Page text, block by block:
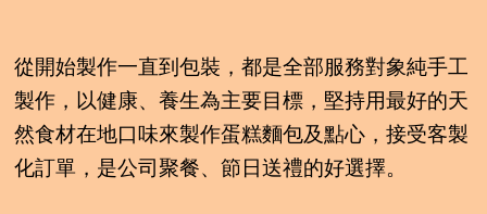
從開始製作一直到包裝，都是全部服務對象純手工
製作，以健康、養生為主要目標，堅持用最好的天
然食材在地口味來製作蛋糕麵包及點心，接受客製
化訂單，是公司聚餐、節日送禮的好選擇。